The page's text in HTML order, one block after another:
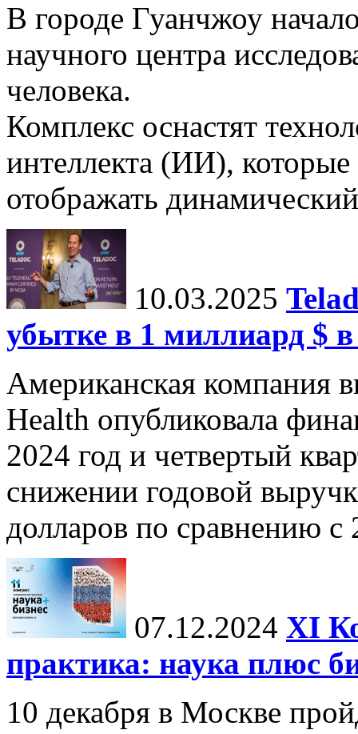
В городе Гуанчжоу
научного центра
человека.
Комплекс оснастят
интеллекта (ИИ),
отображать
10.03.2025
убытке в 1 миллиард $ в
Американская компания
Health опубликовала
2024 год и четвертый
снижении годовой
долларов по сравнению с
07.12.2024 ХI
практика: наука плюс
10 декабря в Москве